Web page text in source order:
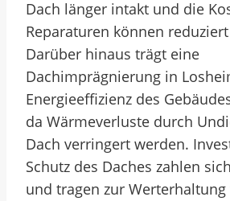
Dach länger intakt und die
Reparaturen können
Darüber hinaus trägt eine
Dachimprägnierung in
Energieeffizienz des
da Wärmeverluste durch
Dach verringert werden.
Schutz des Daches zahlen
und tragen zur Werterhaltung